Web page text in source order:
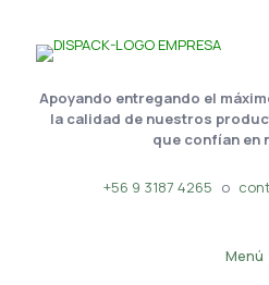
Apoyando entregando el
la calidad de nuestros
que confían en
+56 9 3187 4265 o
Menú